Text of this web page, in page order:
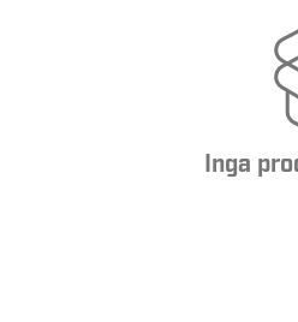
Inga